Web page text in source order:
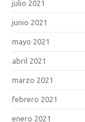
julio 2021
junio 2021
mayo 2021
abril 2021
marzo 2021
febrero 2021
enero 2021